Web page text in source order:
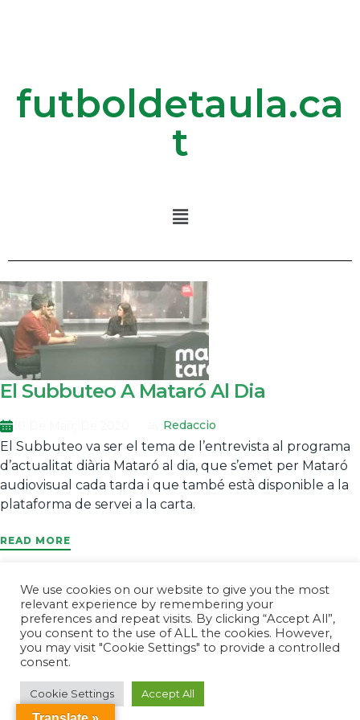
futboldetaula.ca
t
El Subbuteo A Mataró Al Dia
Redaccio
El Subbuteo va ser el tema de l’entrevista al programa
d’actualitat diària Mataró al dia, que s’emet per Mataró
audiovisual cada tarda i que també està disponible a la
plataforma de servei a la carta.
READ MORE
© 2026Futboldetaula.cat . All Rights Reserved.
We use cookies on our website to give you the most
relevant experience by remembering your
preferences and repeat visits. By clicking “Accept All”,
you consent to the use of ALL the cookies. However,
you may visit "Cookie Settings" to provide a controlled
consent.
Cookie Settings Accept All